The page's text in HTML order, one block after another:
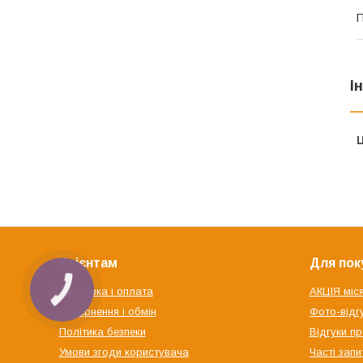
Клієнтам
Доставка і оплата
Повернення і обмін
Політика безпеки
Умови згоди користувача
Для
АКЦІЯ
Фото-
Відгуки
Часті